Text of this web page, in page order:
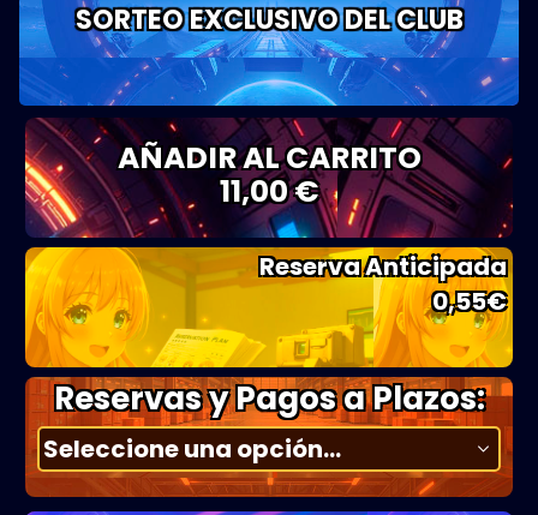
SORTEO EXCLUSIVO DEL CLUB
AÑADIR AL CARRITO
11,00 €
Reserva Anticipada
0,55€
Reservas y Pagos a Plazos: